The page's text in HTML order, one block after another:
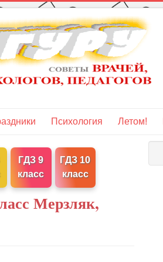
Психология Летом!
ГДЗ 9
класс
ГДЗ 10
класс
Мерзляк,